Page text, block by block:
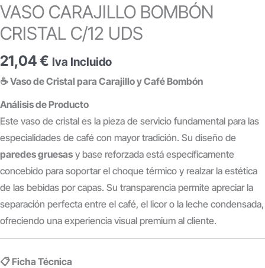
VASO CARAJILLO BOMBÓN
CRISTAL C/12 UDS
21,04€ Iva Incluido
☕ Vaso de Cristal para Carajillo y Café Bombón
Análisis de Producto
Este vaso de cristal es la pieza de servicio fundamental para las
especialidades de café con mayor tradición. Su diseño de
paredes gruesas y base reforzada está específicamente
concebido para soportar el choque térmico y realzar la estética
de las bebidas por capas. Su transparencia permite apreciar la
separación perfecta entre el café, el licor o la leche condensada,
ofreciendo una experiencia visual premium al cliente.
📋 Ficha Técnica